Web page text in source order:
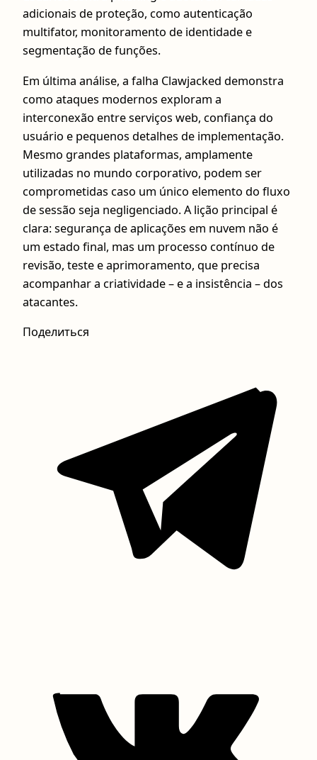
adicionais de proteção, como autenticação
multifator, monitoramento de identidade e
segmentação de funções.
Em última análise, a falha Clawjacked demonstra
como ataques modernos exploram a
interconexão entre serviços web, confiança do
usuário e pequenos detalhes de implementação.
Mesmo grandes plataformas, amplamente
utilizadas no mundo corporativo, podem ser
comprometidas caso um único elemento do fluxo
de sessão seja negligenciado. A lição principal é
clara: segurança de aplicações em nuvem não é
um estado final, mas um processo contínuo de
revisão, teste e aprimoramento, que precisa
acompanhar a criatividade – e a insistência – dos
atacantes.
Поделиться